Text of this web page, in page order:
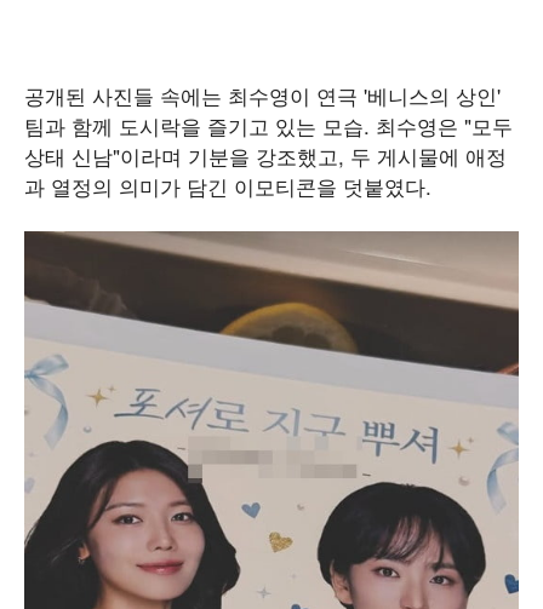
공개된 사진들 속에는 최수영이 연극 '베니스의 상인'
팀과 함께 도시락을 즐기고 있는 모습. 최수영은 "모두
상태 신남"이라며 기분을 강조했고, 두 게시물에 애정
과 열정의 의미가 담긴 이모티콘을 덧붙였다.